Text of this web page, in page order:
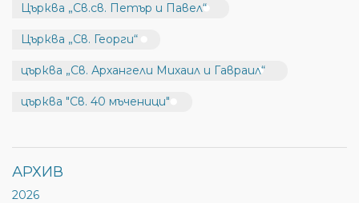
Църква „Св.св. Петър и Павел“
Църква „Св. Георги“
църква „Св. Архангели Михаил и Гавраил“
църква "Св. 40 мъченици"
АРХИВ
2026